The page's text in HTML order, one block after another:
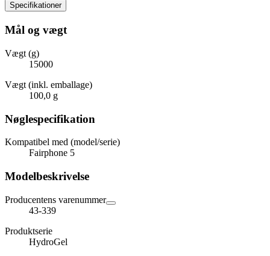
Specifikationer
Mål og vægt
Vægt (g)
15000
Vægt (inkl. emballage)
100,0 g
Nøglespecifikation
Kompatibel med (model/serie)
Fairphone 5
Modelbeskrivelse
Producentens varenummer
43-339
Produktserie
HydroGel